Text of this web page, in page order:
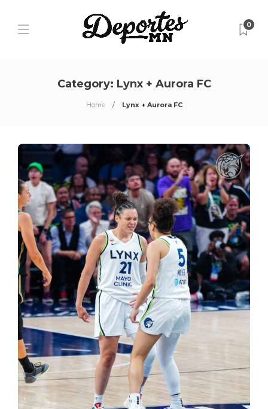
0
Category: Lynx + Aurora FC
Home Lynx + Aurora FC